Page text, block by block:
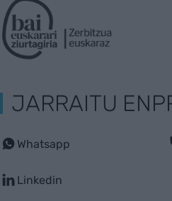
JARRAITU
Whatsapp
Linkedin